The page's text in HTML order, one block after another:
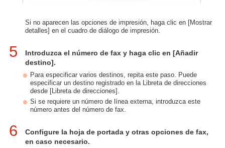
Si no aparecen las opciones de impresión, haga clic en [Mostrar
detalles] en el cuadro de diálogo de impresión.
5
Introduzca el número de fax y haga clic en [Añadir
destino].
Para especificar varios destinos, repita este paso. Puede
especificar un destino registrado en la Libreta de direcciones
desde [Libreta de direcciones].
Si se requiere un número de línea externa, introduzca este
número antes del número de fax.
6
Configure la hoja de portada y otras opciones de fax,
en caso necesario.